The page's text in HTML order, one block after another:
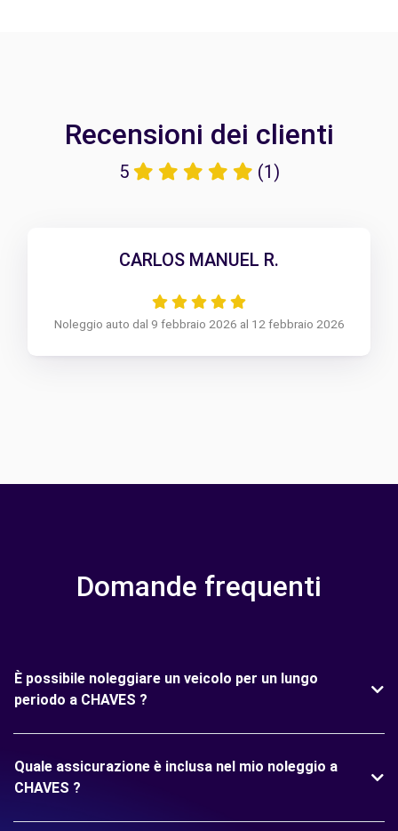
Recensioni dei clienti
5 (1)
CARLOS MANUEL R.
Noleggio auto dal 9 febbraio 2026 al 12 febbraio 2026
Domande frequenti
È possibile noleggiare un veicolo per un lungo
periodo a CHAVES ?
Quale assicurazione è inclusa nel mio noleggio a
CHAVES ?